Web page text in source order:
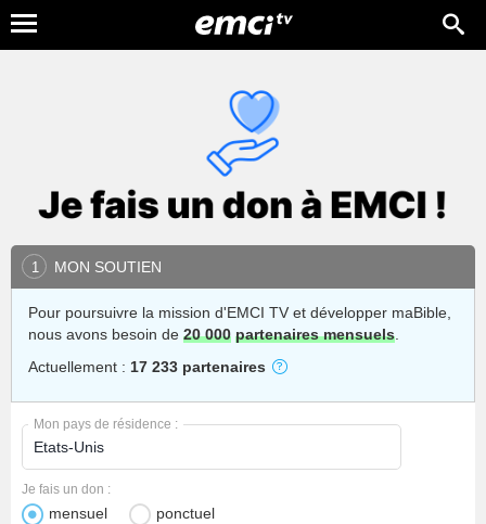
1 MON SOUTIEN
Pour poursuivre la mission d'EMCI TV et développer maBible,
nous avons besoin de 20 000 partenaires mensuels.
Actuellement : 17 233 partenaires
Mon pays de résidence :
mensuel ponctuel
Je fais un don :